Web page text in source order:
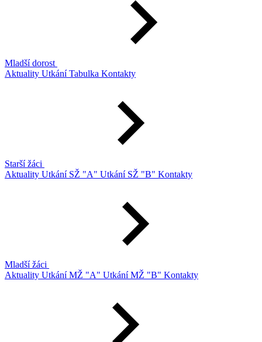
Mladší dorost
Aktuality UtkáníTabulka Kontakty
Starší žáci
Aktuality Utkání SŽ "A" Utkání SŽ "B" Kontakty
Mladší žáci
Aktuality Utkání MŽ "A" Utkání MŽ "B" Kontakty